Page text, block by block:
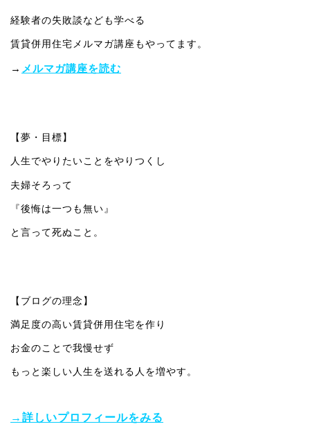
経験者の失敗談なども学べる
賃貸併用住宅メルマガ講座もやってます。
→ メルマガ講座を読む
【夢・目標】
人生でやりたいことをやりつくし
夫婦そろって
『後悔は一つも無い』
と言って死ぬこと。
【ブログの理念】
満足度の高い賃貸併用住宅を作り
お金のことで我慢せず
もっと楽しい人生を送れる人を増やす。
→詳しいプロフィールをみる